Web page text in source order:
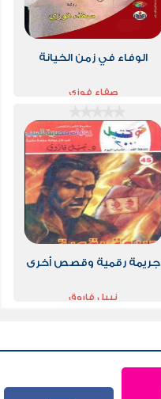
الوفاء في زمن الخيانة
صفاء فوزي
جريمة رقمية وقصص أخرى
نبيل فاروق